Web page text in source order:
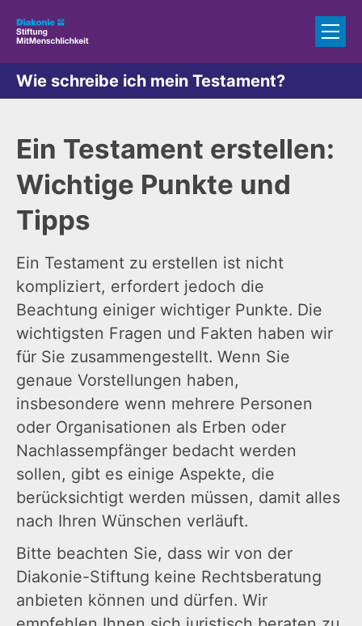
Wie schreibe ich mein Testament?
Ein Testament erstellen:
Wichtige Punkte und
Tipps
Ein Testament zu erstellen ist nicht
kompliziert, erfordert jedoch die
Beachtung einiger wichtiger Punkte. Die
wichtigsten Fragen und Fakten haben wir
für Sie zusammengestellt. Wenn Sie
genaue Vorstellungen haben,
insbesondere wenn mehrere Personen
oder Organisationen als Erben oder
Nachlassempfänger bedacht werden
sollen, gibt es einige Aspekte, die
berücksichtigt werden müssen, damit alles
nach Ihren Wünschen verläuft.
Bitte beachten Sie, dass wir von der
Diakonie-Stiftung keine Rechtsberatung
anbieten können und dürfen. Wir